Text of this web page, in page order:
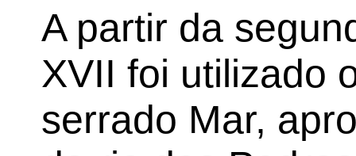
A partir da
XVII foi utilizado
serrado Mar,